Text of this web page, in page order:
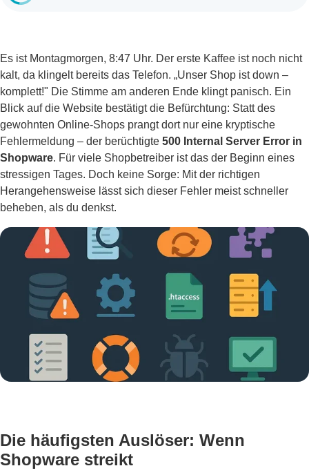
Es ist Montagmorgen, 8:47 Uhr. Der erste Kaffee ist noch nicht
kalt, da klingelt bereits das Telefon. „Unser Shop ist down –
komplett!" Die Stimme am anderen Ende klingt panisch. Ein
Blick auf die Website bestätigt die Befürchtung: Statt des
gewohnten Online-Shops prangt dort nur eine kryptische
Fehlermeldung – der berüchtigte 500 Internal Server Error in
Shopware. Für viele Shopbetreiber ist das der Beginn eines
stressigen Tages. Doch keine Sorge: Mit der richtigen
Herangehensweise lässt sich dieser Fehler meist schneller
beheben, als du denkst.
Die häufigsten Auslöser: Wenn
Shopware streikt